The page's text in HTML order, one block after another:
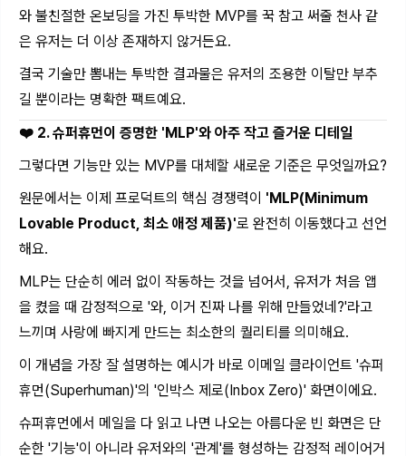
와 불친절한 온보딩을 가진 투박한 MVP를 꾹 참고 써줄 천사 같
은 유저는 더 이상 존재하지 않거든요.
결국 기술만 뽐내는 투박한 결과물은 유저의 조용한 이탈만 부추
길 뿐이라는 명확한 팩트예요.
❤️ 2. 슈퍼휴먼이 증명한 'MLP'와 아주 작고 즐거운 디테일
그렇다면 기능만 있는 MVP를 대체할 새로운 기준은 무엇일까요?
원문에서는 이제 프로덕트의 핵심 경쟁력이 'MLP(Minimum
Lovable Product, 최소 애정 제품)'로 완전히 이동했다고 선언
해요.
MLP는 단순히 에러 없이 작동하는 것을 넘어서, 유저가 처음 앱
을 켰을 때 감정적으로 '와, 이거 진짜 나를 위해 만들었네?'라고
느끼며 사랑에 빠지게 만드는 최소한의 퀄리티를 의미해요.
이 개념을 가장 잘 설명하는 예시가 바로 이메일 클라이언트 '슈퍼
휴먼(Superhuman)'의 '인박스 제로(Inbox Zero)' 화면이에요.
슈퍼휴먼에서 메일을 다 읽고 나면 나오는 아름다운 빈 화면은 단
순한 '기능'이 아니라 유저와의 '관계'를 형성하는 감정적 레이어거